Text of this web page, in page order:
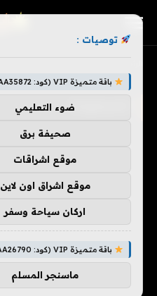
المجموعة
توصيات :
باقة متميزة VIP (كود: AA35872):
ضوء التعليمي
صحيفة برق
موقع اشراقات
موقع اشراق اون لاين
اركان سياحة وسفر
باقة متميزة VIP (كود: AA26790):
ماسنجر المسلم